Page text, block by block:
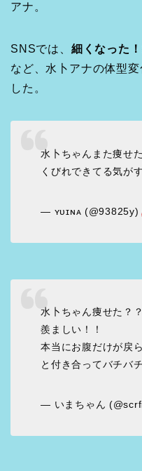
アナ。
SNSでは、 細くなった
など、水卜アナの体型
した。
水卜ちゃんまた痩せ
くびれできてる気が
— ʏᴜɪɴᴀ (@93825y)
水卜ちゃん痩せた？
羨ましい！！
本当にお腹だけが戻
と付き合ってバチバ
— いまちゃん